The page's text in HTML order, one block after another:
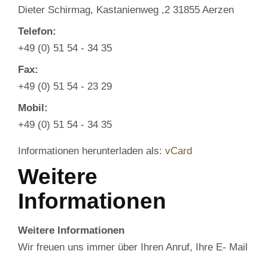
Dieter Schirmag, Kastanienweg ,2 31855 Aerzen
Telefon:
+49 (0) 51 54 - 34 35
Fax:
+49 (0) 51 54 - 23 29
Mobil:
+49 (0) 51 54 - 34 35
Informationen herunterladen als: vCard
Weitere
Informationen
Weitere Informationen
Wir freuen uns immer über Ihren Anruf, Ihre E- Mail